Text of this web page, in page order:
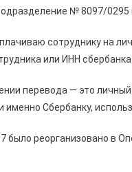
№ 8097/
сотруднику на
или ИНН сбербанка
перевода — это
Сбербанку,
было реорганизовано в